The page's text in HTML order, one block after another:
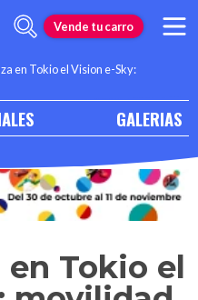
Vende tu carro
en Tokio el Vision e-Sky:
GALERIAS
Tokio el